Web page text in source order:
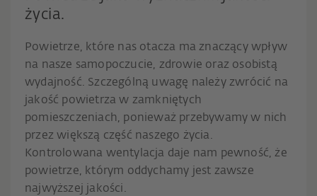
życia.
Powietrze, które nas otacza ma znaczący wpływ
na nasze samopoczucie, zdrowie oraz osobistą
wydajność. Szczególną uwagę należy zwrócić na
jakość powietrza w zamkniętych
pomieszczeniach, ponieważ przebywamy w nich
przez większą część naszego życia.
Kontrolowana wentylacja daje nam pewność, że
powietrze, którym oddychamy jest zawsze
najwyższej jakości.